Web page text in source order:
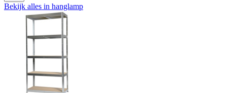
Bekijk alles in hanglamp